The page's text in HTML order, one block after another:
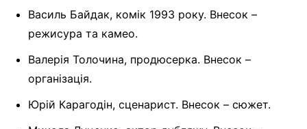
Василь Байдак, комік 1993 року. Внесок –
режисура та камео.
Валерія Толочина, продюсерка. Внесок –
організація.
Юрій Карагодін, сценарист. Внесок – сюжет.